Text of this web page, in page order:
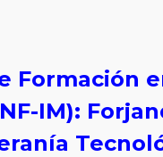
Formación
IM):